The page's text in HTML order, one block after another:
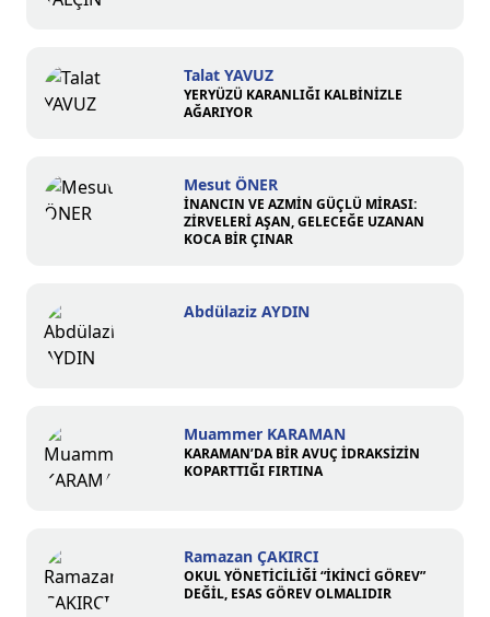
Talat YAVUZ
YERYÜZÜ KARANLIĞI KALBİNİZLE
AĞARIYOR
Mesut ÖNER
İNANCIN VE AZMİN GÜÇLÜ MİRASI:
ZİRVELERİ AŞAN, GELECEĞE UZANAN
KOCA BİR ÇINAR
Abdülaziz AYDIN
Muammer KARAMAN
KARAMAN’DA BİR AVUÇ İDRAKSİZİN
KOPARTTIĞI FIRTINA
Ramazan ÇAKIRCI
OKUL YÖNETİCİLİĞİ “İKİNCİ GÖREV”
DEĞİL, ESAS GÖREV OLMALIDIR